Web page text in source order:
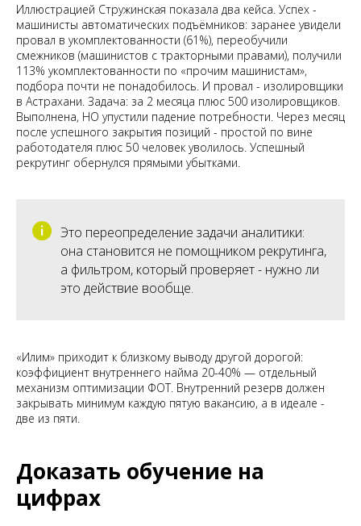
Иллюстрацией Стружинская показала два кейса. Успех -
машинисты автоматических подъёмников: заранее увидели
провал в укомплектованности (61%), переобучили
смежников (машинистов с тракторными правами), получили
113% укомплектованности по «прочим машинистам»,
подбора почти не понадобилось. И провал - изолировщики
в Астрахани. Задача: за 2 месяца плюс 500 изолировщиков.
Выполнена, НО упустили падение потребности. Через месяц
после успешного закрытия позиций - простой по вине
работодателя плюс 50 человек уволилось. Успешный
рекрутинг обернулся прямыми убытками.
Это переопределение задачи аналитики:
она становится не помощником рекрутинга,
а фильтром, который проверяет - нужно ли
это действие вообще.
«Илим» приходит к близкому выводу другой дорогой:
коэффициент внутреннего найма 20-40% — отдельный
механизм оптимизации ФОТ. Внутренний резерв должен
закрывать минимум каждую пятую вакансию, а в идеале -
две из пяти.
Доказать обучение на
цифрах